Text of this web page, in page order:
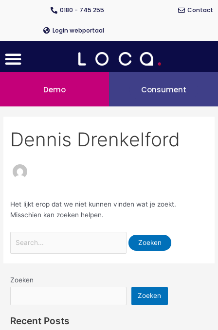
0180 - 745 255 Contact
Login webportaal
Menu
Demo Consument
Dennis Drenkelford
Het lijkt erop dat we niet kunnen vinden wat je zoekt.
Misschien kan zoeken helpen.
Zoeken
Zoeken
Recent Posts